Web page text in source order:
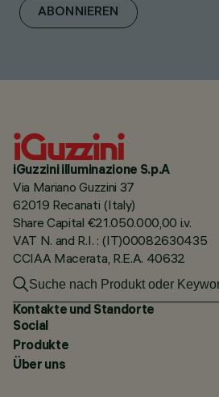
ABONNIEREN
iGuzzini illuminazione S.p.A
Via Mariano Guzzini 37
62019 Recanati (Italy)
Share Capital €21.050.000,00 i.v.
VAT N. and R.I. : (IT)00082630435
CCIAA Macerata, R.E.A. 40632
Kontakte und Standorte
Social
Produkte
Über uns